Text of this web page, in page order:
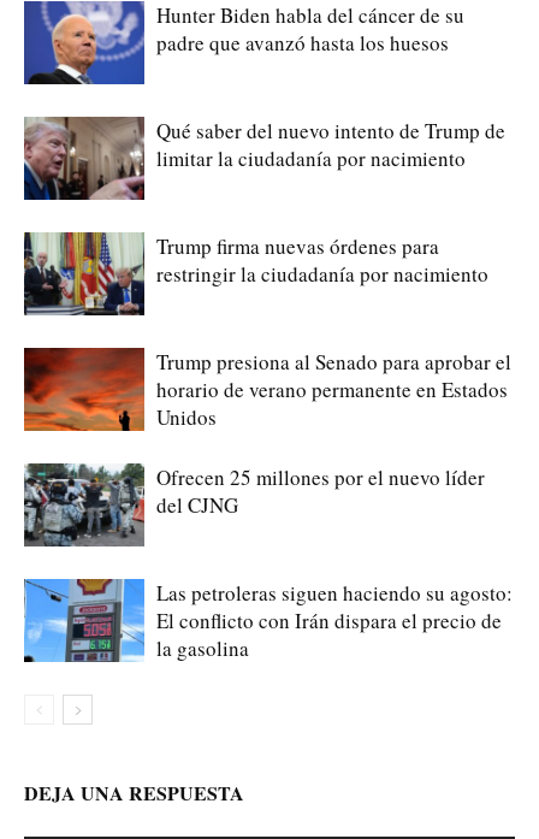
Hunter Biden habla del cáncer de su
padre que avanzó hasta los huesos
Qué saber del nuevo intento de Trump de
limitar la ciudadanía por nacimiento
Trump firma nuevas órdenes para
restringir la ciudadanía por nacimiento
Trump presiona al Senado para aprobar el
horario de verano permanente en Estados
Unidos
Ofrecen 25 millones por el nuevo líder
del CJNG
Las petroleras siguen haciendo su agosto:
El conflicto con Irán dispara el precio de
la gasolina
DEJA UNA RESPUESTA